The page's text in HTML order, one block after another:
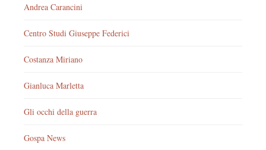
Andrea Carancini
Centro Studi Giuseppe Federici
Costanza Miriano
Gianluca Marletta
Gli occhi della guerra
Gospa News